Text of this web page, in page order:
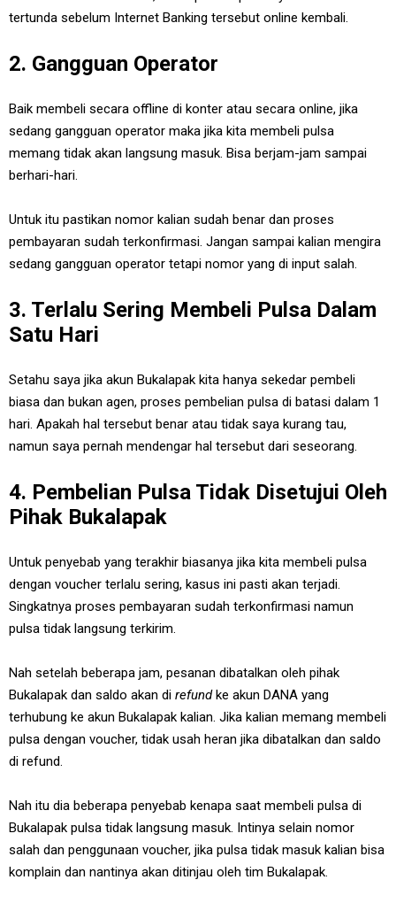
tertunda sebelum Internet Banking tersebut online kembali.
2. Gangguan Operator
Baik membeli secara offline di konter atau secara online, jika
sedang gangguan operator maka jika kita membeli pulsa
memang tidak akan langsung masuk. Bisa berjam-jam sampai
berhari-hari.
Untuk itu pastikan nomor kalian sudah benar dan proses
pembayaran sudah terkonfirmasi. Jangan sampai kalian mengira
sedang gangguan operator tetapi nomor yang di input salah.
3. Terlalu Sering Membeli Pulsa Dalam
Satu Hari
Setahu saya jika akun Bukalapak kita hanya sekedar pembeli
biasa dan bukan agen, proses pembelian pulsa di batasi dalam 1
hari. Apakah hal tersebut benar atau tidak saya kurang tau,
namun saya pernah mendengar hal tersebut dari seseorang.
4. Pembelian Pulsa Tidak Disetujui Oleh
Pihak Bukalapak
Untuk penyebab yang terakhir biasanya jika kita membeli pulsa
dengan voucher terlalu sering, kasus ini pasti akan terjadi.
Singkatnya proses pembayaran sudah terkonfirmasi namun
pulsa tidak langsung terkirim.
Nah setelah beberapa jam, pesanan dibatalkan oleh pihak
Bukalapak dan saldo akan di refundke akun DANA yang
terhubung ke akun Bukalapak kalian. Jika kalian memang membeli
pulsa dengan voucher, tidak usah heran jika dibatalkan dan saldo
di refund.
Nah itu dia beberapa penyebab kenapa saat membeli pulsa di
Bukalapak pulsa tidak langsung masuk. Intinya selain nomor
salah dan penggunaan voucher, jika pulsa tidak masuk kalian bisa
komplain dan nantinya akan ditinjau oleh tim Bukalapak.